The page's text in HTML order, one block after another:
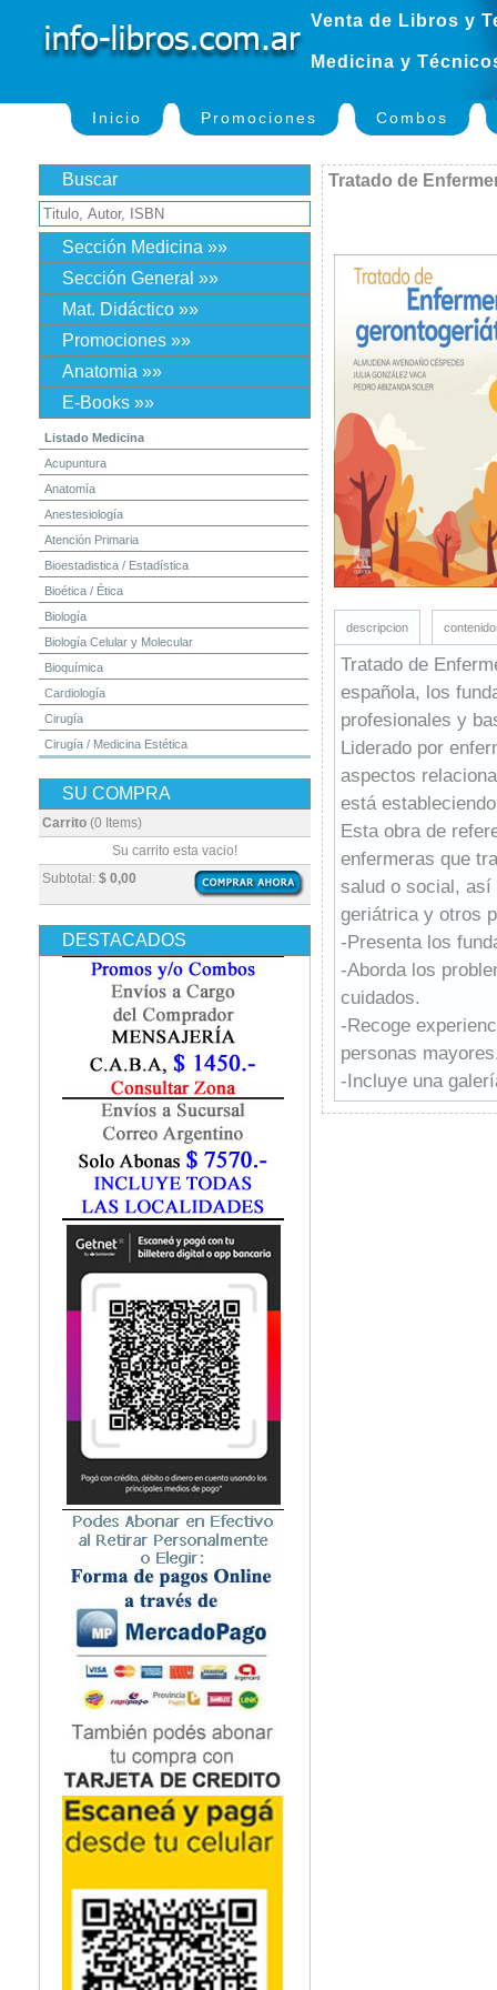
Venta de Libros y
Medicina y
Inicio Promociones Combos
Buscar
Sección Medicina »»
Sección General »»
Mat. Didáctico »»
Promociones »»
Anatomia »»
E-Books »»
Listado Medicina
Acupuntura
Anatomía
Anestesiología
Atención Primaria
Bioestadistica / Estadística
Bioética / Ética
Biología
Biología Celular y Molecular
Bioquímica
Cardiología
Cirugía
Cirugía / Medicina Estética
Dermatología
Diagnóstico por Imagen / Radiología
Embriología
Enfermería
Epidemiología
Farmacia / Farmacología
Fisiatría / Kinesiología
Fisiología / Fisiopatología
Fonoaudiología
Gastroenterología
Geriatría
Ginecología / Obstetricia
Hematología
Histología
Homeopatía
Infectología
Inmunología
Instrumentación Quirurgica
Medicina del Deporte / Rehabilitación
Medicina Emergencias / Urgencias
Medicina Forense / Legal
Medicina General
Medicina Interna
Microbiología
Nefrología
Neonatología / Pediatría
Neumología
Neuroanatomía / Neurociencia
Neurocirugía
Neurología
Nutrición
Odontología
Oftalmología
Oncología / Cuidados Paliativos
Ortopedía / Traumatología
Osteopatía
Otorrinolaringología
Podología
Psicología
Psiquiatría
Química
SU COMPRA
Carrito (0 Items)
Subtotal: $ 0,00
Su carrito esta vacio!
DESTACADOS
Tratado de
descripcion
Tratado de
española, los
profesionales y
Liderado por
aspectos
está
Esta obra de
enfermeras que
salud o social,
geriátrica y otros
-Presenta los
-Aborda los
cuidados.
-Recoge
personas
-Incluye una
necesarios para